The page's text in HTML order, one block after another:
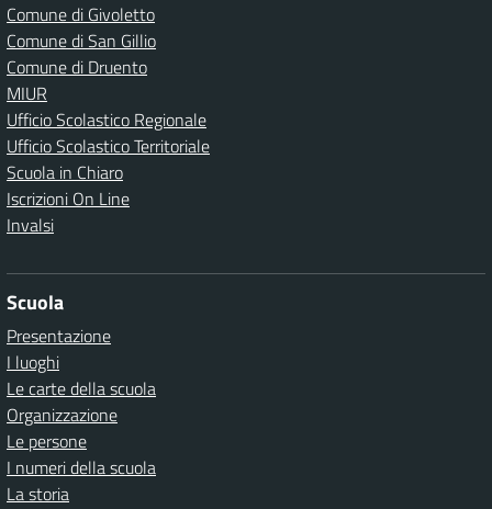
Comune di Givoletto
Comune di San Gillio
Comune di Druento
MIUR
Ufficio Scolastico Regionale
Ufficio Scolastico Territoriale
Scuola in Chiaro
Iscrizioni On Line
Invalsi
Scuola
Presentazione
I luoghi
Le carte della scuola
Organizzazione
Le persone
I numeri della scuola
La storia